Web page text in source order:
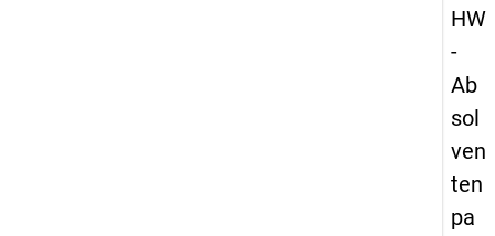
HW
-
Ab
sol
ven
ten
pa